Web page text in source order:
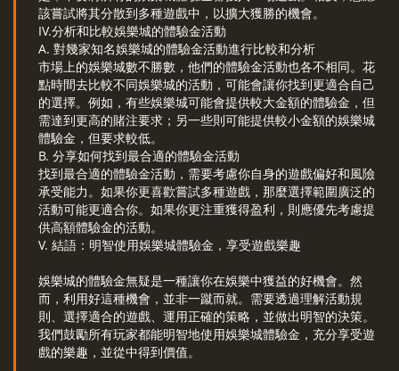
該嘗試將其分散到多種遊戲中，以擴大獲勝的機會。
IV.分析和比較娛樂城的體驗金活動
A. 對幾家知名娛樂城的體驗金活動進行比較和分析
市場上的娛樂城數不勝數，他們的體驗金活動也各不相同。花
點時間去比較不同娛樂城的活動，可能會讓你找到更適合自己
的選擇。例如，有些娛樂城可能會提供較大金額的體驗金，但
需達到更高的賭注要求；另一些則可能提供較小金額的娛樂城
體驗金，但要求較低。
B. 分享如何找到最合適的體驗金活動
找到最合適的體驗金活動，需要考慮你自身的遊戲偏好和風險
承受能力。如果你更喜歡嘗試多種遊戲，那麼選擇範圍廣泛的
活動可能更適合你。如果你更注重獲得盈利，則應優先考慮提
供高額體驗金的活動。
V. 結語：明智使用娛樂城體驗金，享受遊戲樂趣
娛樂城的體驗金無疑是一種讓你在娛樂中獲益的好機會。然
而，利用好這種機會，並非一蹴而就。需要透過理解活動規
則、選擇適合的遊戲、運用正確的策略，並做出明智的決策。
我們鼓勵所有玩家都能明智地使用娛樂城體驗金，充分享受遊
戲的樂趣，並從中得到價值。